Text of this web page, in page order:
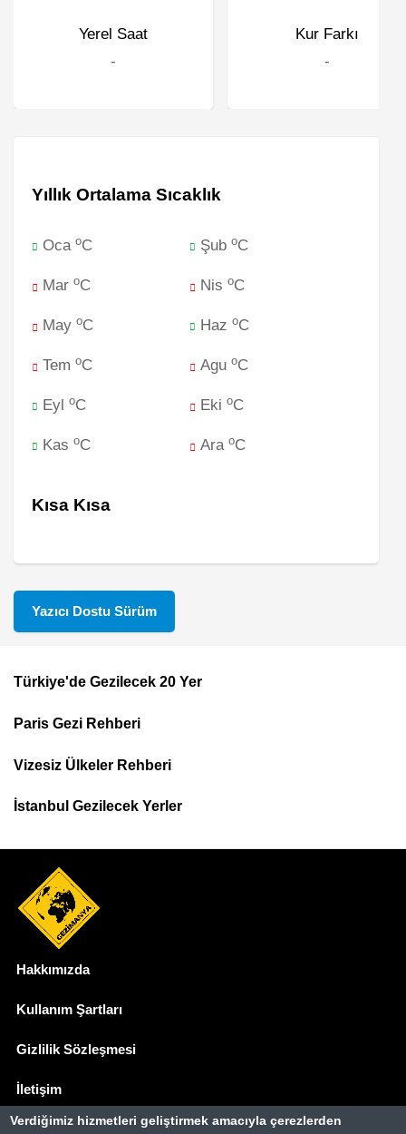
Yerel Saat
-
Kur Farkı
-
Yıllık Ortalama Sıcaklık
Oca oC ŞuboC
Mar oC NisoC
May oC HazoC
Tem oC AguoC
Eyl oC EkioC
Kas oC AraoC
Kısa Kısa
Yazıcı Dostu Sürüm
Top
Menu
Türkiye'de Gezilecek 20 Yer
Paris Gezi Rehberi
Vizesiz Ülkeler Rehberi
İstanbul Gezilecek Yerler
Hakkımızda
Kullanım Şartları
Gizlilik Sözleşmesi
İletişim
Basında Biz
Verdiğimiz hizmetleri geliştirmek amacıyla çerezlerden